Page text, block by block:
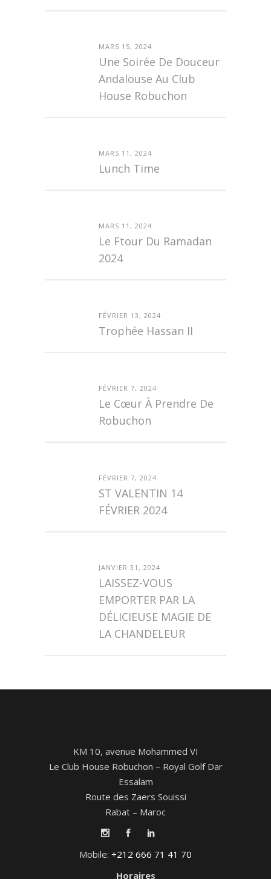
MARS 15, 2024
Une Soirée De Douceur
Andalouse Au Club
House Robuchon
MARS 11, 2024
Lunch Time
MARS 11, 2024
Le Ftour Du Ramadan
2024
FÉVRIER 13, 2024
Trophée Hassan II
FÉVRIER 7, 2024
Le Cœur À Prendre De
Robuchon
FÉVRIER 7, 2024
ST VALENTIN 14
FÉVRIER 2024
JANVIER 31, 2024
LAISSEZ-VOUS
EMPORTER PAR LA
DÉLICIEUSE MAGIE DE
LA CHANDELEUR
KM 10, avenue Mohammed VI
Le Club House Robuchon – Royal Golf Dar
Essalam
Route des Zaers Souissi
Rabat – Maroc
Mobile: +212 666 71 41 70
Horaires